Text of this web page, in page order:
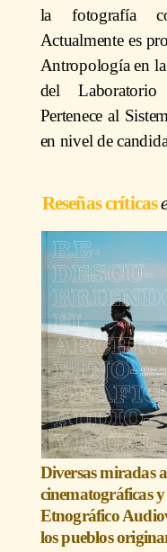
la fotografía
Actualmente es
Antropología en la
del
Pertenece al
en nivel de
Reseñas críticas
Diversas miradas
cinematográficas
Etnográfico
los pueblos